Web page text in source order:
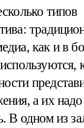
типов
как и в
а их
В одном из